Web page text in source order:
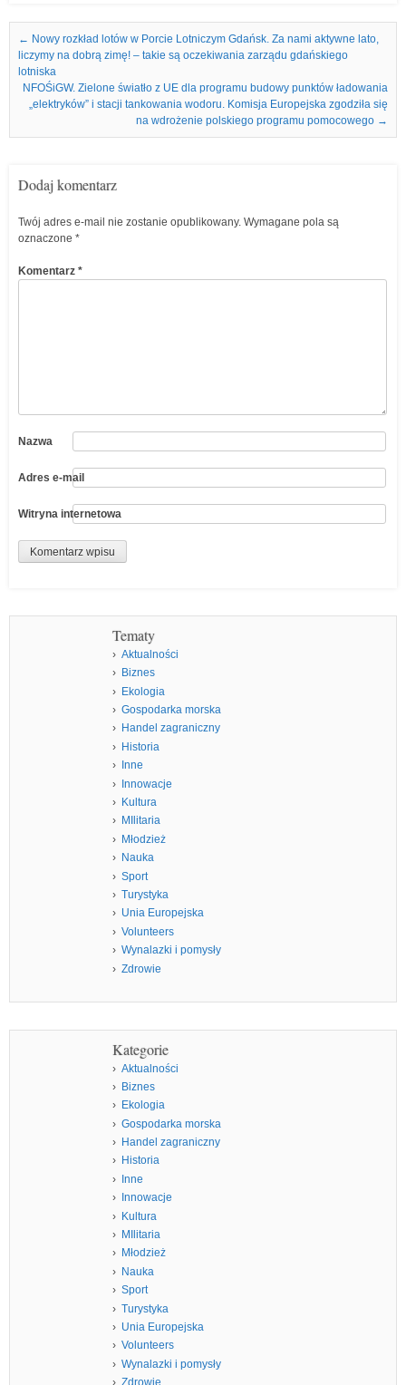
Nawigacja we wpisach
← Nowy rozkład lotów w Porcie Lotniczym Gdańsk. Za nami aktywne lato,
liczymy na dobrą zimę! – takie są oczekiwania zarządu gdańskiego
lotniska
NFOŚiGW. Zielone światło z UE dla programu budowy punktów ładowania
„elektryków” i stacji tankowania wodoru. Komisja Europejska zgodziła się
na wdrożenie polskiego programu pomocowego →
Dodaj komentarz
Twój adres e-mail nie zostanie opublikowany. Wymagane pola są
oznaczone *
Komentarz *
Nazwa
Adres e-mail
Witryna internetowa
Tematy
Aktualności
Biznes
Ekologia
Gospodarka morska
Handel zagraniczny
Historia
Inne
Innowacje
Kultura
MIlitaria
Młodzież
Nauka
Sport
Turystyka
Unia Europejska
Volunteers
Wynalazki i pomysły
Zdrowie
Kategorie
Aktualności
Biznes
Ekologia
Gospodarka morska
Handel zagraniczny
Historia
Inne
Innowacje
Kultura
MIlitaria
Młodzież
Nauka
Sport
Turystyka
Unia Europejska
Volunteers
Wynalazki i pomysły
Zdrowie